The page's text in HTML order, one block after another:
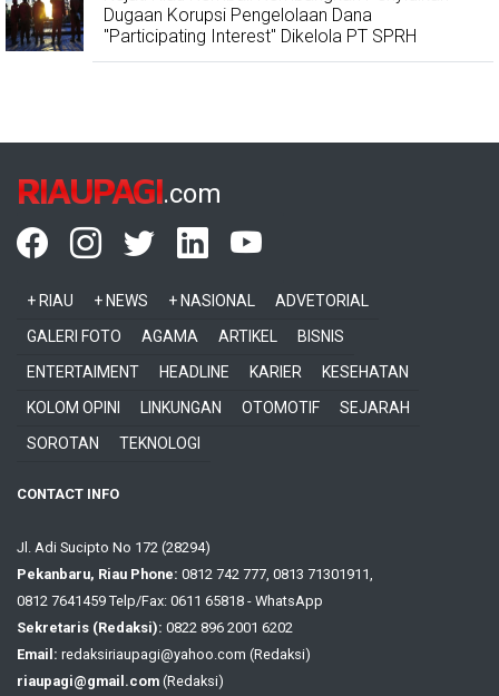
Dugaan Korupsi Pengelolaan Dana
"Participating Interest" Dikelola PT SPRH
RIAUPAGI.com
+ RIAU + NEWS + NASIONAL
ADVETORIAL
GALERI FOTO
AGAMA ARTIKEL
BISNIS
ENTERTAIMENT
HEADLINE KARIER
KESEHATAN
KOLOM OPINI
LINKUNGAN OTOMOTIF
SEJARAH
SOROTAN
TEKNOLOGI
CONTACT INFO
Jl. Adi Sucipto No 172 (28294)
Pekanbaru, Riau Phone: 0812 742 777, 0813 71301911,
0812 7641459 Telp/Fax: 0611 65818 - WhatsApp
Sekretaris (Redaksi): 0822 896 2001 6202
Email: redaksiriaupagi@yahoo.com (Redaksi)
riaupagi@gmail.com (Redaksi)